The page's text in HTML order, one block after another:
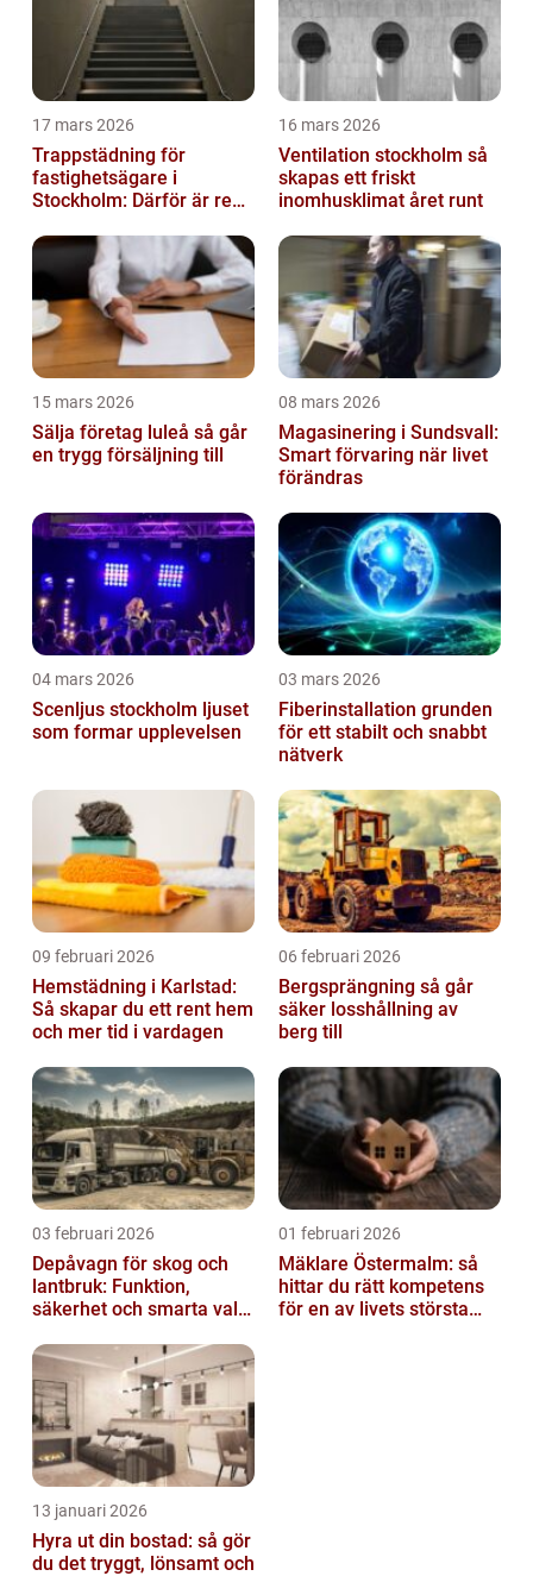
17 mars 2026
Trappstädning för
fastighetsägare i
Stockholm: Därför är rena
investering
16 mars 2026
Ventilation stockholm så
skapas ett friskt
inomhusklimat året runt
15 mars 2026
Sälja företag luleå så går
en trygg försäljning till
08 mars 2026
Magasinering i Sundsvall:
Smart förvaring när livet
förändras
04 mars 2026
Scenljus stockholm ljuset
som formar upplevelsen
03 mars 2026
Fiberinstallation grunden
för ett stabilt och snabbt
nätverk
09 februari 2026
Hemstädning i Karlstad:
Så skapar du ett rent hem
och mer tid i vardagen
06 februari 2026
Bergsprängning så går
säker losshållning av
berg till
03 februari 2026
Depåvagn för skog och
lantbruk: Funktion,
säkerhet och smarta val
01 februari 2026
Mäklare Östermalm: så
hittar du rätt kompetens
för en av livets största
13 januari 2026
Hyra ut din bostad: så gör
du det tryggt, lönsamt och